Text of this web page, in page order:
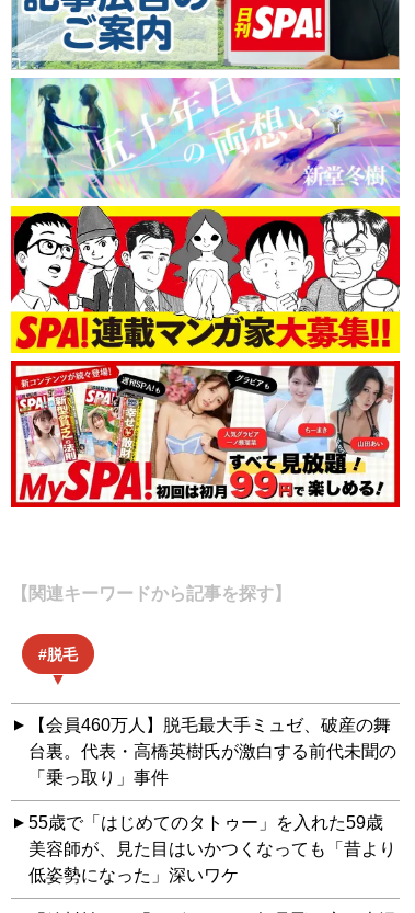
【関連キーワードから記事を探す】
脱毛
【会員460万人】脱毛最大手ミュゼ、破産の舞
台裏。代表・高橋英樹氏が激白する前代未聞の
「乗っ取り」事件
55歳で「はじめてのタトゥー」を入れた59歳
美容師が、見た目はいかつくなっても「昔より
低姿勢になった」深いワケ